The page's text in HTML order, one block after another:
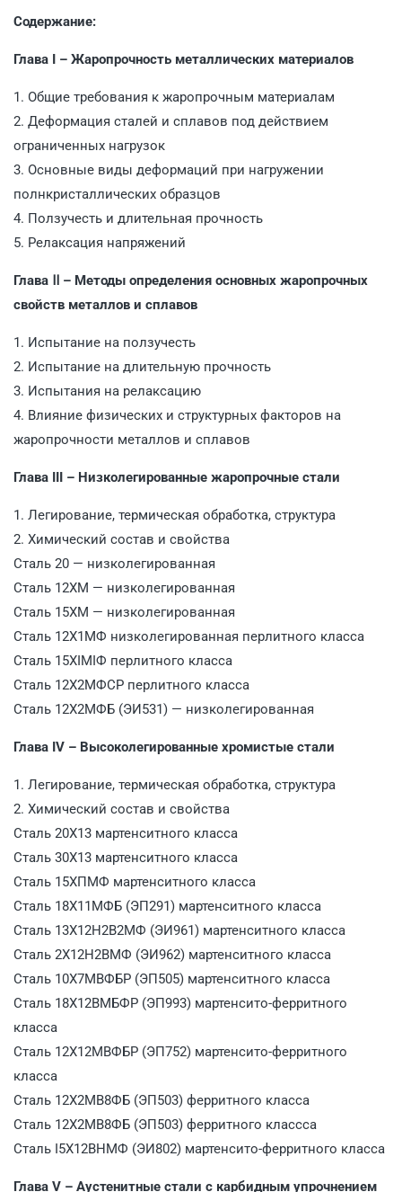
Содержание:
Глава I – Жаропрочность металлических материалов
1. Общие требования к жаропрочным материалам
2. Деформация сталей и сплавов под действием
ограниченных нагрузок
3. Основные виды деформаций при нагружении
полнкристаллических образцов
4. Ползучесть и длительная прочность
5. Релаксация напряжений
Глава Ⅱ – Методы определения основных жаропрочных
свойств металлов и сплавов
1. Испытание на ползучесть
2. Испытание на длительную прочность
3. Испытания на релаксацию
4. Влияние физических и структурных факторов на
жаропрочности металлов и сплавов
Глава III – Низколегированные жаропрочные стали
1. Легирование, термическая обработка, структура
2. Химический состав и свойства
Сталь 20 — низколегированная
Сталь 12XM — низколегированная
Сталь 15XM — низколегированная
Сталь 12Х1МФ низколегированная перлитного класса
Сталь 15ХІМІФ перлитного класса
Сталь 12Х2МФСР перлитного класса
Сталь 12Х2МФБ (ЭИ531) — низколегированная
Глава IV – Высоколегированные хромистые стали
1. Легирование, термическая обработка, структура
2. Химический состав и свойства
Сталь 20X13 мартенситного класса
Сталь 30X13 мартенситного класса
Сталь 15ХПМФ мартенситного класса
Сталь 18X11МФБ (ЭП291) мартенситного класса
Сталь 13Х12Н2В2МФ (ЭИ961) мартенситного класса
Сталь 2Х12Н2ВМФ (ЭИ962) мартенситного класса
Сталь 10Х7МВФБР (ЭП505) мартенситного класса
Сталь 18Х12ВМБФР (ЭП993) мартенсито-ферритного
класса
Сталь 12Х12МВФБР (ЭП752) мартенсито-ферритного
класса
Сталь 12Х2МВ8ФБ (ЭП503) ферритного класса
Сталь 12Х2МВ8ФБ (ЭП503) ферритного классса
Сталь І5Х12ВНМФ (ЭИ802) мартенсито-ферритного класса
Глава V – Аустенитные стали с карбидным упрочнением